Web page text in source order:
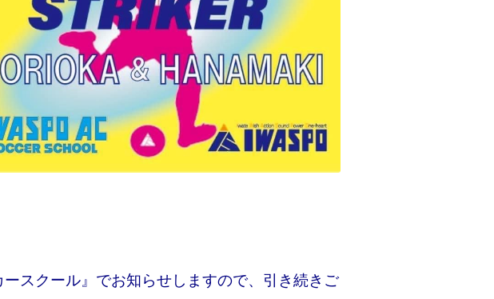
スクール』でお知らせしますので、引き続きご